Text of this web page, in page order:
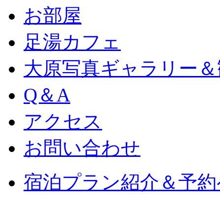
お部屋
足湯カフェ
大原写真ギャラリー
Q＆A
アクセス
お問い合わせ
宿泊プラン紹介＆予